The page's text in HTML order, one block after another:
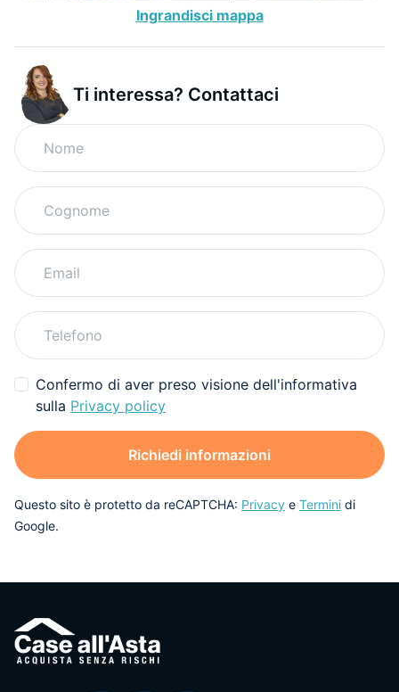
Ingrandisci mappa
Ti interessa? Contattaci
Confermo di aver preso visione dell'informativa
sulla Privacy policy
Richiedi informazioni
Questo sito è protetto da reCAPTCHA: Privacy e Termini di
Google.